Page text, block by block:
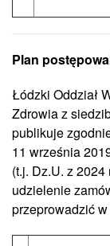
Plan
Łódzki Oddział
Zdrowia z
publikuje
11 września
(t.j. Dz.U. z
udzielenie
przeprowadzić